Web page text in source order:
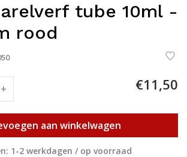
tube 10ml -
rood
+ €11,50
aan winkelwagen
1-2 werkdagen / op voorraad